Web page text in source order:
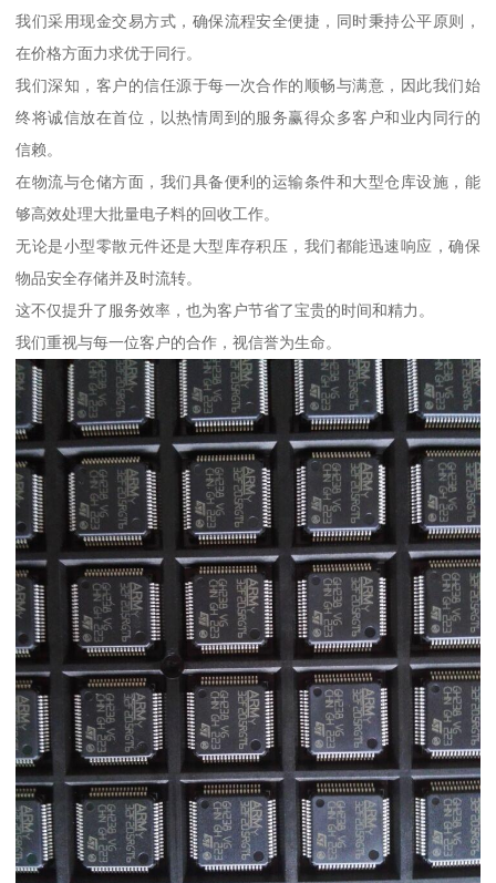
我们采用现金交易方式，确保流程安全便捷，同时秉持公平原则，
在价格方面力求优于同行。
我们深知，客户的信任源于每一次合作的顺畅与满意，因此我们始
终将诚信放在首位，以热情周到的服务赢得众多客户和业内同行的
信赖。
在物流与仓储方面，我们具备便利的运输条件和大型仓库设施，能
够高效处理大批量电子料的回收工作。
无论是小型零散元件还是大型库存积压，我们都能迅速响应，确保
物品安全存储并及时流转。
这不仅提升了服务效率，也为客户节省了宝贵的时间和精力。
我们重视与每一位客户的合作，视信誉为生命。